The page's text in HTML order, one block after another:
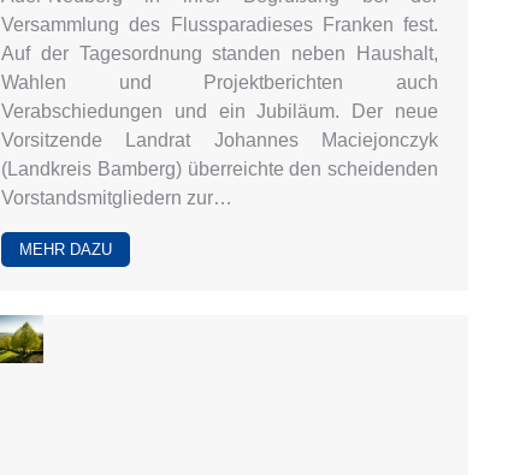
Versammlung des Flussparadieses Franken fest.
Auf der Tagesordnung standen neben Haushalt,
Wahlen und Projektberichten auch
Verabschiedungen und ein Jubiläum. Der neue
Vorsitzende Landrat Johannes Maciejonczyk
(Landkreis Bamberg) überreichte den scheidenden
Vorstandsmitgliedern zur…
MEHR DAZU